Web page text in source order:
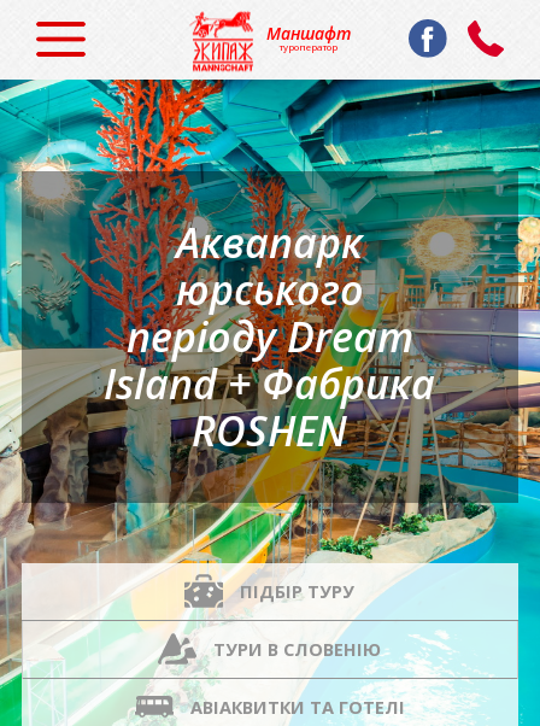
Маншафт
туроператор
Аквапарк
юрського
періоду Dream
Island + Фабрика
ROSHEN
ПІДБІР ТУРУ
ТУРИ В СЛОВЕНІЮ
АВІАКВИТКИ ТА ГОТЕЛІ